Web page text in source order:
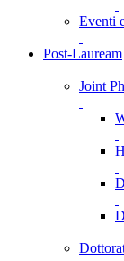
Eventi
Post-Lauream
Joint